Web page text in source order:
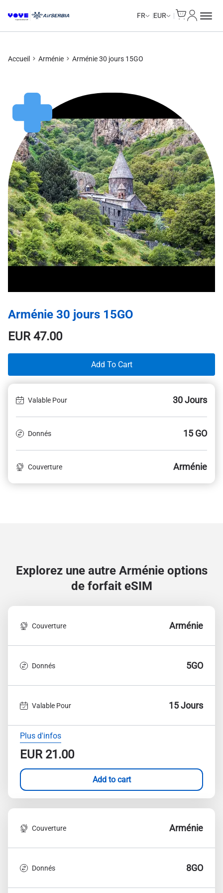
FR EUR
Accueil Arménie Arménie 30 jours 15GO
Arménie 30 jours 15GO
EUR47.00
Add To Cart
Valable Pour 30 Jours
Donnés 15 GO
Couverture Arménie
Explorez une autre Arménie options
de forfait eSIM
Couverture Arménie
Donnés 5GO
Valable Pour 15 Jours
Plus d'infos
EUR21.00
Add to cart
Couverture Arménie
Donnés 8GO